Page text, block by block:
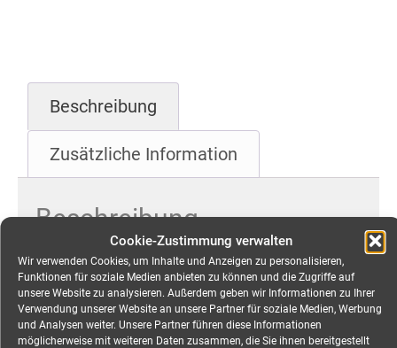
Cookie-Zustimmung verwalten
Wir verwenden Cookies, um Inhalte und Anzeigen zu personalisieren,
Funktionen für soziale Medien anbieten zu können und die Zugriffe auf
unsere Website zu analysieren. Außerdem geben wir Informationen zu Ihrer
Verwendung unserer Website an unsere Partner für soziale Medien, Werbung
und Analysen weiter. Unsere Partner führen diese Informationen
möglicherweise mit weiteren Daten zusammen, die Sie ihnen bereitgestellt
Beschreibung
Zusätzliche Information
Beschreibung
CEE 63A Kabel, 5-pol,
5x16mm², 15,0 Meter
mieten